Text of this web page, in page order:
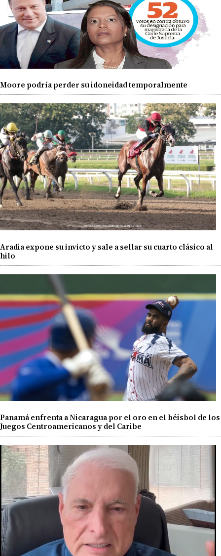
Moore podría perder su idoneidad temporalmente
Aradia expone su invicto y sale a sellar su cuarto clásico al
hilo
Panamá enfrenta a Nicaragua por el oro en el béisbol de los
Juegos Centroamericanos y del Caribe